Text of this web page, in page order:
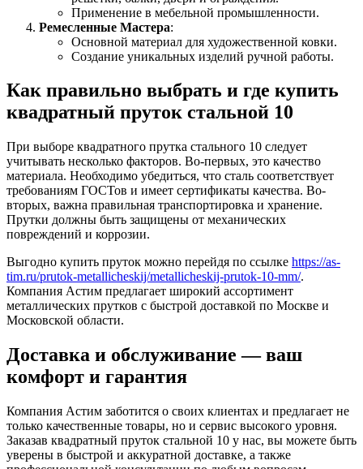
Применение в мебельной промышленности.
Ремесленные Мастера:
Основной материал для художественной ковки.
Создание уникальных изделий ручной работы.
Как правильно выбрать и где купить
квадратный пруток стальной 10
При выборе квадратного прутка стального 10 следует
учитывать несколько факторов. Во-первых, это качество
материала. Необходимо убедиться, что сталь соответствует
требованиям ГОСТов и имеет сертификаты качества. Во-
вторых, важна правильная транспортировка и хранение.
Прутки должны быть защищены от механических
повреждений и коррозии.
Выгодно купить пруток можно перейдя по ссылке https://as-
tim.ru/prutok-metallicheskij/metallicheskij-prutok-10-mm/.
Компания Астим предлагает широкий ассортимент
металлических прутков с быстрой доставкой по Москве и
Московской области.
Доставка и обслуживание — ваш
комфорт и гарантия
Компания Астим заботится о своих клиентах и предлагает не
только качественные товары, но и сервис высокого уровня.
Заказав квадратный пруток стальной 10 у нас, вы можете быть
уверены в быстрой и аккуратной доставке, а также